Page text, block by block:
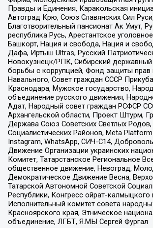
Правды и Единения, Каракольская
Автоград Крю, Союз Славянских Сил
Благотворительный пансионат Ак Умут,
республика Русь, Арестантское
Башкорт, Нация и свобода, Нация и
Дафа, Иртыш Ultras, Русский
Новокузнецк/РПК, Сибирский
борьбы с коррупцией, Фонд защиты
Навального, Совет граждан СССР
Краснодара, Мужское государство,
объединение русского движения,
Адат, Народный совет граждан РСФСР
Архангельской области, Проект Штурм,
Держава Союз Советских Светлых Родов,
Социалистических Районов, Meta
Instagram, WhatsApp, СИЧ-С14,
Движение Организации украинских
Комитет, Татарстанское Региональное
общественное движение, Невоград,
Демократическое Движение Весна,
Татарской Автономной Советской
Республики, Конгресс ойрат-калмыцкого
Исполнительный комитет совета
Красноярского края, Этническое
объединение, ЛГБТ, Я.МЫ Сергей Фургал